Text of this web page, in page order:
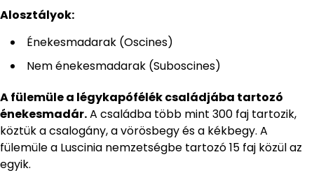
Alosztályok:
Énekesmadarak (Oscines)
Nem énekesmadarak (Suboscines)
A fülemüle a légykapófélék családjába tartozó
énekesmadár.A családba több mint 300 faj tartozik,
köztük a csalogány, a vörösbegy és a kékbegy. A
fülemüle a Luscinia nemzetségbe tartozó 15 faj közül az
egyik.